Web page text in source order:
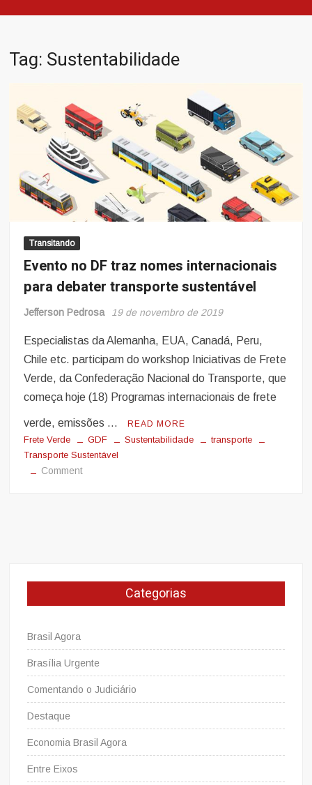
Tag: Sustentabilidade
Transitando
Evento no DF traz nomes internacionais
para debater transporte sustentável
Jefferson Pedrosa 19 de novembro de 2019
Especialistas da Alemanha, EUA, Canadá, Peru,
Chile etc. participam do workshop Iniciativas de Frete
Verde, da Confederação Nacional do Transporte, que
começa hoje (18) Programas internacionais de frete
verde, emissões … READ MORE
Frete Verde GDF Sustentabilidade
transporte
Transporte Sustentável
Commenton
para
Categorias
Brasil Agora
Brasília Urgente
Comentando o Judiciário
Destaque
Economia Brasil Agora
Entre Eixos